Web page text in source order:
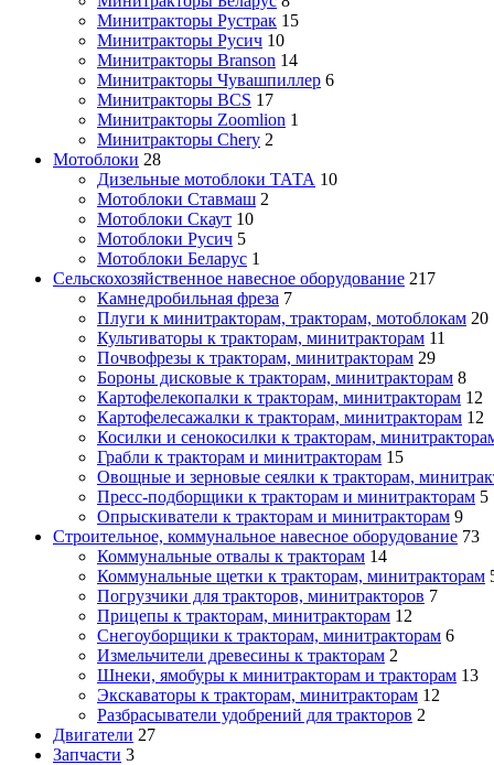
Минитракторы Рустрак 15
Минитракторы Русич 10
Минитракторы Branson 14
Минитракторы Чувашпиллер 6
Минитракторы BCS 17
Минитракторы Zoomlion 1
Минитракторы Chery 2
Мотоблоки 28
Дизельные мотоблоки ТАТА 10
Мотоблоки Ставмаш 2
Мотоблоки Скаут 10
Мотоблоки Русич 5
Мотоблоки Беларус 1
Сельскохозяйственное навесное оборудование 217
Камнедробильная фреза 7
Плуги к минитракторам, тракторам, мотоблокам 20
Культиваторы к тракторам, минитракторам 11
Почвофрезы к тракторам, минитракторам 29
Бороны дисковые к тракторам, минитракторам 8
Картофелекопалки к тракторам, минитракторам 12
Картофелесажалки к тракторам, минитракторам 12
Косилки и сенокосилки к тракторам,
Грабли к тракторам и минитракторам 15
Овощные и зерновые сеялки к тракторам,
Пресс-подборщики к тракторам и минитракторам 5
Опрыскиватели к тракторам и минитракторам 9
Строительное, коммунальное навесное оборудование 73
Коммунальные отвалы к тракторам 14
Коммунальные щетки к тракторам, минитракторам
Погрузчики для тракторов, минитракторов 7
Прицепы к тракторам, минитракторам 12
Снегоуборщики к тракторам, минитракторам 6
Измельчители древесины к тракторам 2
Шнеки, ямобуры к минитракторам и тракторам 13
Экскаваторы к тракторам, минитракторам 12
Разбрасыватели удобрений для тракторов 2
Двигатели 27
Запчасти 3